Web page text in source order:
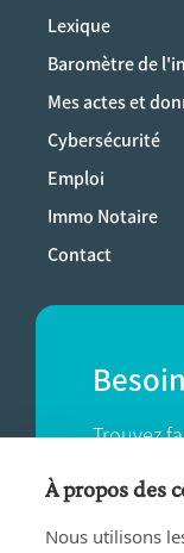
Lexique
Baromètre de
Mes actes et
Cybersécurité
Emploi
Immo Notaire
Contact
Trouvez
près de
À propos des
Nous utilisons